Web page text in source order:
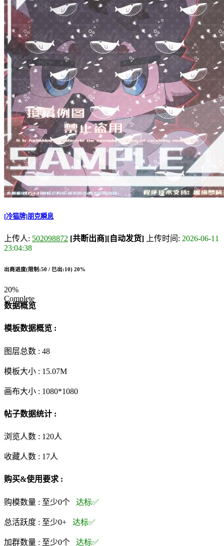
[冷猫牌]朋克瞬息
上传人: 502098872 [共断出商][自动发货] 上传时间: 2026-06-11
23:04:38
出商进度(限制:50 / 已出:10) 20%
20%
Complete
数据概览
模板数据概览 :
图层总数 : 48
模板大小 : 15.07M
画布大小 : 1080*1080
帖子数据统计 :
浏览人数 : 120人
收藏人数 : 17人
购买&使用要求 :
购模数量 : 至少0个 达标✅
总活跃度 : 至少0+ 达标✅
加群数量 : 至少0个 达标✅